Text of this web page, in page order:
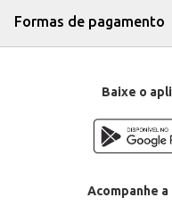
Formas de pagamento
Baixe o
Acompanhe